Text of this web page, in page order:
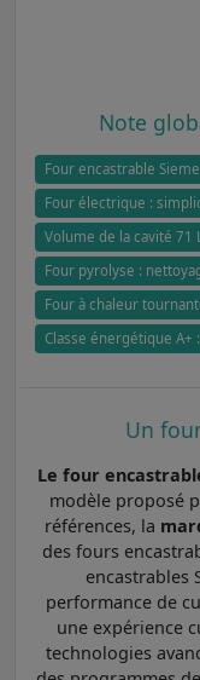
Note
Four encastrable
Four électrique :
Volume de la cavité 71
Four pyrolyse :
Four à chaleur
Classe énergétique A+
Un
Le four
modèle proposé
références, la
des fours
encastrables
performance de
une expérience
technologies